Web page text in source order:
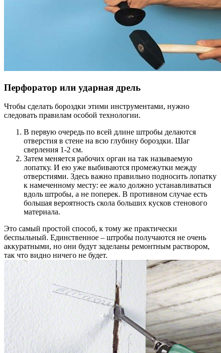
Перфоратор или ударная дрель
Чтобы сделать бороздки этими инструментами, нужно
следовать правилам особой технологии.
В первую очередь по всей длине штробы делаются
отверстия в стене на всю глубину бороздки. Шаг
сверления 1-2 см.
Затем меняется рабочих орган на так называемую
лопатку. И ею уже выбиваются промежутки между
отверстиями. Здесь важно правильно подносить лопатку
к намеченному месту: ее жало должно устанавливаться
вдоль штробы, а не поперек. В противном случае есть
большая вероятность скола больших кусков стенового
материала.
Это самый простой способ, к тому же практически
беспыльный. Единственное – штробы получаются не очень
аккуратными, но они будут заделаны ремонтным раствором,
так что видно ничего не будет.